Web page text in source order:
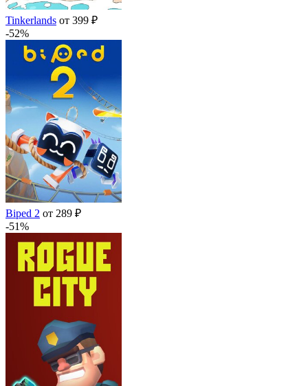
Tinkerlands от 399 ₽
-52%
Biped 2 от 289 ₽
-51%